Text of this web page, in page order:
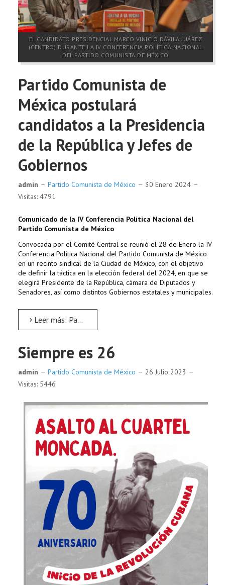
EL CANDIDATO PRESIDENCIAL MARCO VINICIO DÁVILA JUÁREZ
(CENTRO) DURANTE LA IV CONFERENCIA POLÍTICA NACIONAL
DEL PARTIDO COMUNISTA DE MÉXICO
Partido Comunista de
Méxica postulará
candidatos a la Presidencia
de la República y Jefes de
Gobiernos
admin Partido Comunista de México
30 Enero 2024
Visitas: 4791
Comunicado de la IV Conferencia Política Nacional del
Partido Comunista de México
Convocada por el Comité Central se reunió el 28 de Enero la IV
Conferencia Política Nacional del Partido Comunista de México
en un recinto sindical de la Ciudad de México, con el objetivo
de definir la táctica en la elección federal del 2024, en que se
elegirá Presidente de la República, cámara de Diputados y
Senadores, así como distintos Gobiernos estatales y municipales.
Leer más: Partido Comunista de Méxica postulará candidatos a la Presidencia de la República y Jefes de...
Siempre es 26
admin Partido Comunista de México
26 Julio 2023
Visitas: 5446